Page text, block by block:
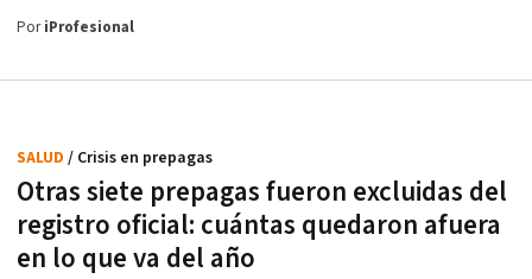
PoriProfesional
Otras siete prepagas fueron excluidas del
registro oficial: cuántas quedaron afuera
en lo que va del año
SALUD / Crisis en prepagas